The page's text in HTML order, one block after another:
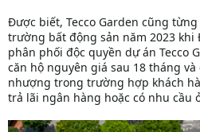
Được biết, Tecco Garden cũng
trường bất động sản năm 2023 khi
phân phối độc quyền dự án Tecco
căn hộ nguyên giá sau 18 tháng
nhượng trong trường hợp khách
trả lãi ngân hàng hoặc có nhu cầu